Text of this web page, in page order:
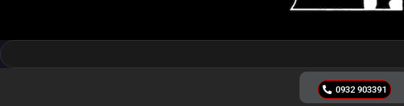
0932 903391